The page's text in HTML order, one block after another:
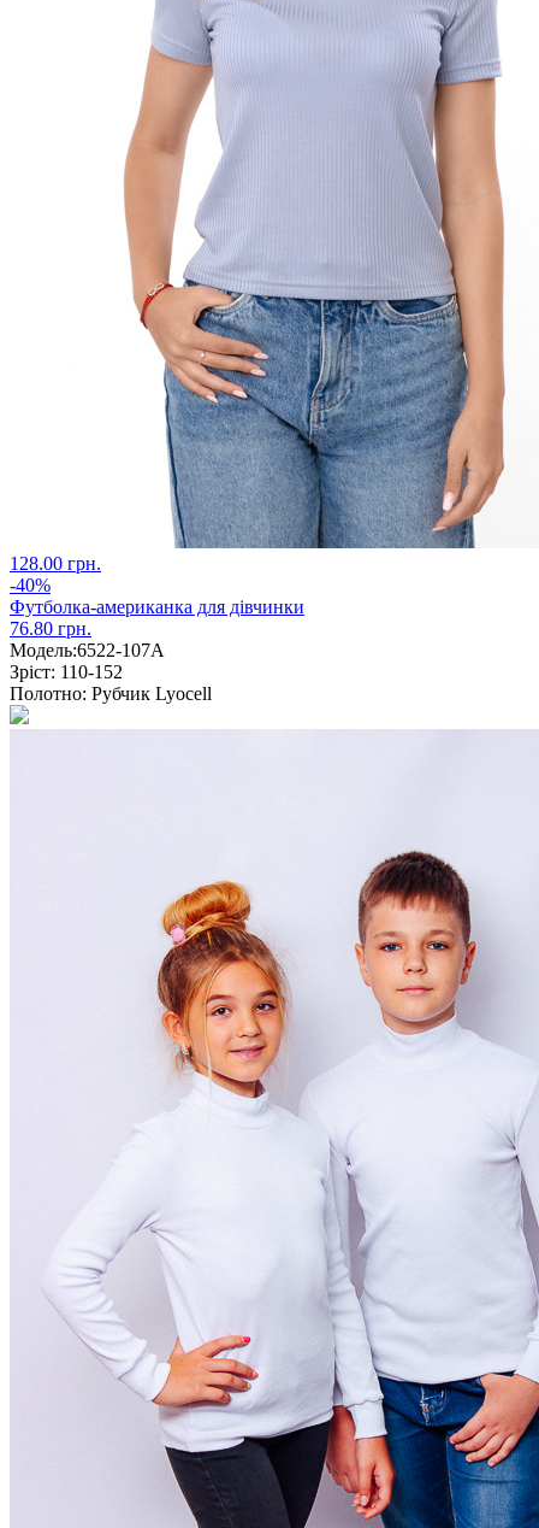
128.00 грн.
-40%
Футболка-американка для дівчинки
76.80 грн.
Модель:6522-107А
Зріст: 110-152
Полотно: Рубчик Lyocell